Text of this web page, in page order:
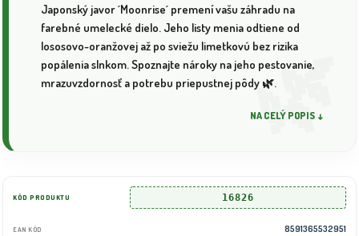
Japonský javor ´Moonrise´ premení vašu záhradu na
farebné umelecké dielo. Jeho listy menia odtiene od
lososovo-oranžovej až po sviežu limetkovú bez rizika
popálenia slnkom. Spoznajte nároky na jeho pestovanie,
mrazuvzdornosť a potrebu priepustnej pôdy 🌿.
NA CELÝ POPIS ↓
KÓD PRODUKTU 16826
EAN KÓD 8591365532951